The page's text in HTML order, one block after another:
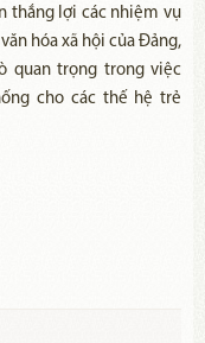
thắng lợi các nhiệm vụ
hóa xã hội của Đảng,
quan trọng trong việc
cho các thế hệ trẻ